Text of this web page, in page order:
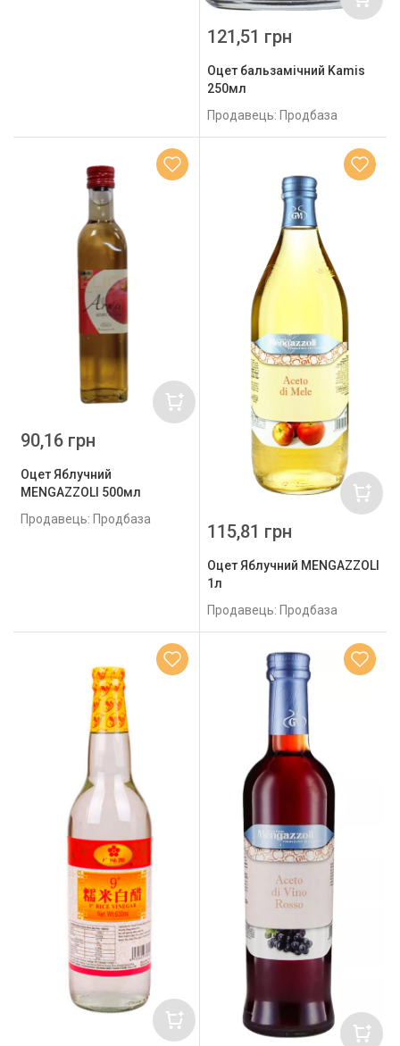
Оцет бальзамічний Kamis
250мл
Продавець: Продбаза
121,51 грн
Оцет Яблучний
MENGAZZOLI 500мл
Продавець: Продбаза
90,16 грн
Оцет Яблучний MENGAZZOLI
1л
Продавець: Продбаза
115,81 грн